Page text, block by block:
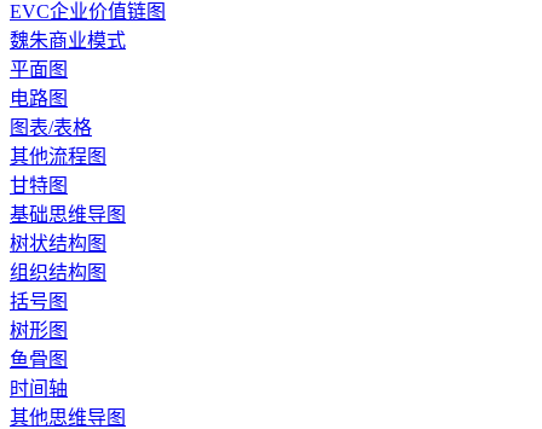
EVC企业价值链图
魏朱商业模式
平面图
电路图
图表/表格
其他流程图
甘特图
基础思维导图
树状结构图
组织结构图
括号图
树形图
鱼骨图
时间轴
其他思维导图